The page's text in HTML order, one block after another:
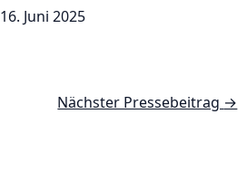
16. Juni 2025
Nächster Pressebeitrag →